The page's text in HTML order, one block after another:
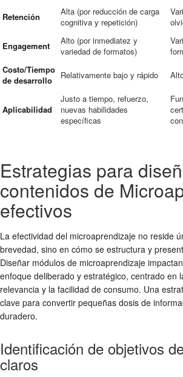
Retención
Alta (por reducción de carga
cognitiva y repetición)
Engagement
Alto (por inmediatez y
variedad de formatos)
Costo/Tiempo
de desarrollo
Relativamente bajo y rápido
Aplicabilidad
Justo a tiempo, refuerzo,
nuevas habilidades
específicas
Estrategias para
contenidos de
efectivos
La efectividad del microaprendizaje no reside
brevedad, sino en cómo se estructura y
Diseñar módulos de microaprendizaje
enfoque deliberado y estratégico, centrado en
relevancia y la facilidad de consumo. Una
clave para convertir pequeñas dosis de
duradero.
Identificación de objetivos
claros